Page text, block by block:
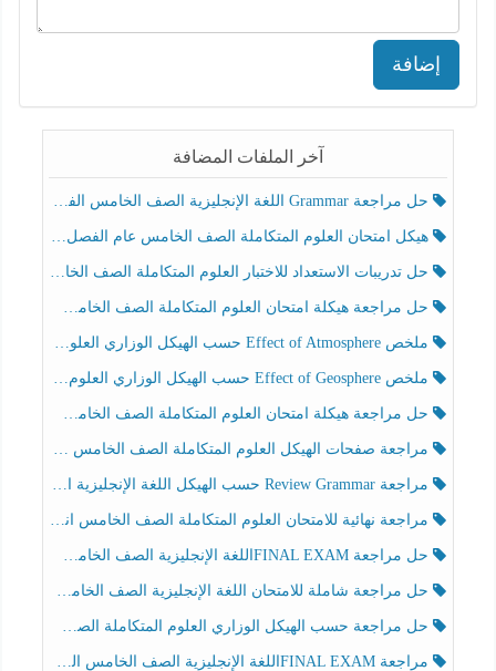
إضافة
آخر الملفات المضافة
حل مراجعة Grammar اللغة الإنجليزية الصف الخامس الفصل الثالث
هيكل امتحان العلوم المتكاملة الصف الخامس عام الفصل الدراسي الثالث 2025-2026
حل تدريبات الاستعداد للاختبار العلوم المتكاملة الصف الخامس عام الفصل الثالث
حل مراجعة هيكلة امتحان العلوم المتكاملة الصف الخامس انسبير الفصل الثالث
ملخص Effect of Atmosphere حسب الهيكل الوزاري العلوم المتكاملة الصف الخامس انسبير الفصل الثالث
ملخص Effect of Geosphere حسب الهيكل الوزاري العلوم المتكاملة الصف الخامس انسبير الفصل الثالث
حل مراجعة هيكلة امتحان العلوم المتكاملة الصف الخامس عام الفصل الثالث
مراجعة صفحات الهيكل العلوم المتكاملة الصف الخامس انسبير الفصل الثالث
مراجعة Review Grammar حسب الهيكل اللغة الإنجليزية الصف الخامس الفصل الثالث
مراجعة نهائية للامتحان العلوم المتكاملة الصف الخامس انسبير الفصل الثالث
حل مراجعة FINAL EXAMاللغة الإنجليزية الصف الخامس الفصل الثالث
حل مراجعة شاملة للامتحان اللغة الإنجليزية الصف الخامس الفصل الثالث
حل مراجعة حسب الهيكل الوزاري العلوم المتكاملة الصف الخامس عام الفصل الثالث
مراجعة FINAL EXAMاللغة الإنجليزية الصف الخامس الفصل الثالث